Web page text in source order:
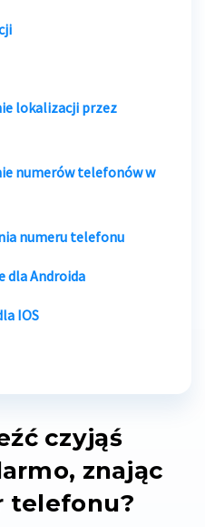
lokalizacji przez
numerów telefonów w
numeru telefonu
dla Androida
IOS
czyjąś
znając
telefonu?